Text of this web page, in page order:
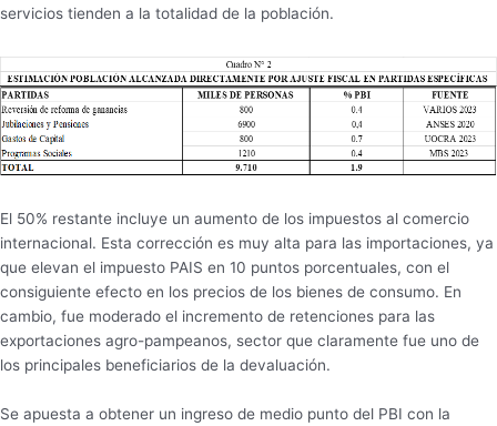
servicios tienden a la totalidad de la población.
El 50% restante incluye un aumento de los impuestos al comercio
internacional. Esta corrección es muy alta para las importaciones, ya
que elevan el impuesto PAIS en 10 puntos porcentuales, con el
consiguiente efecto en los precios de los bienes de consumo. En
cambio, fue moderado el incremento de retenciones para las
exportaciones agro-pampeanos, sector que claramente fue uno de
los principales beneficiarios de la devaluación.
Se apuesta a obtener un ingreso de medio punto del PBI con la